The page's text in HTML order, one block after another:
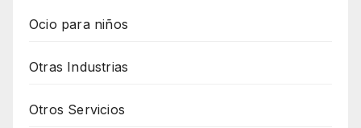
Ocio para niños
Otras Industrias
Otros Servicios